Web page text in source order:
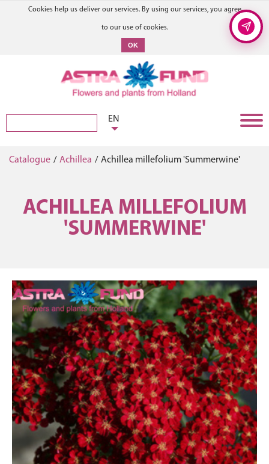
Cookies help us deliver our services. By using our services, you agree
to our use of cookies.
OK
EN
Catalogue / Achillea / Achillea millefolium 'Summerwine'
ACHILLEA MILLEFOLIUM
'SUMMERWINE'